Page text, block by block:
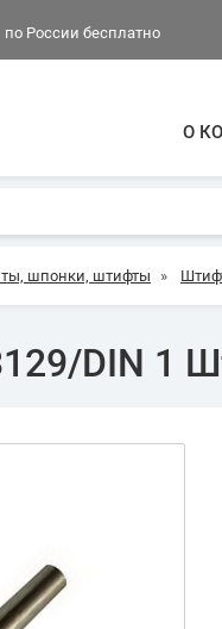
по России бесплатно
О
шпонки, штифты »
DIN 1